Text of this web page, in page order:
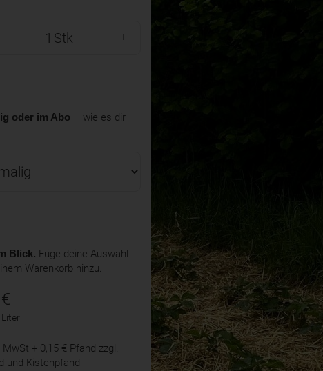
Stk
oder im Abo – wie es dir
Blick. Füge deine Auswahl
Warenkorb hinzu.
€
MwSt + 0,15 € Pfand zzgl.
und Kistenpfand